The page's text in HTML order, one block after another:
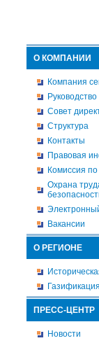
О КОМПАНИИ
Компания
Руководство
Совет
Структура
Контакты
Правовая
Комиссия
Охрана
Вакансии
О РЕГИОНЕ
Газификация
ПРЕСС-ЦЕНТР
Новости